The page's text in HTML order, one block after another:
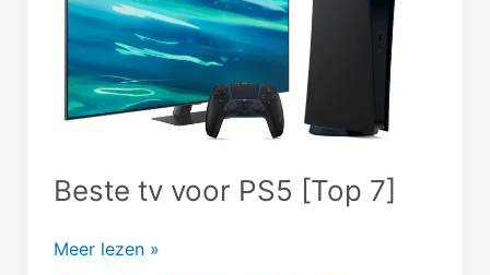
Beste tv voor PS5 [Top 7]
Beste
Meer lezen »